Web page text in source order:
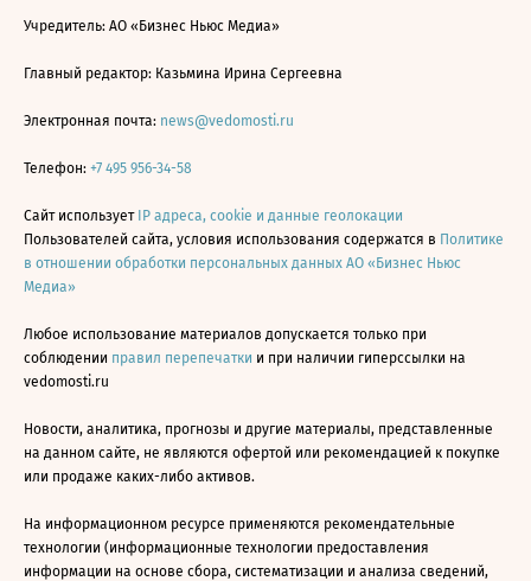
Учредитель: АО «Бизнес Ньюс Медиа»
Главный редактор: Казьмина Ирина Сергеевна
Электронная почта: news@vedomosti.ru
Телефон: +7 495 956-34-58
Сайт использует IP адреса, cookie и данные геолокации
Пользователей сайта, условия использования содержатся в Политике
в отношении обработки персональных данных АО «Бизнес Ньюс
Медиа»
Любое использование материалов допускается только при
соблюдении правил перепечатки и при наличии гиперссылки на
vedomosti.ru
Новости, аналитика, прогнозы и другие материалы, представленные
на данном сайте, не являются офертой или рекомендацией к покупке
или продаже каких-либо активов.
На информационном ресурсе применяются рекомендательные
технологии (информационные технологии предоставления
информации на основе сбора, систематизации и анализа сведений,